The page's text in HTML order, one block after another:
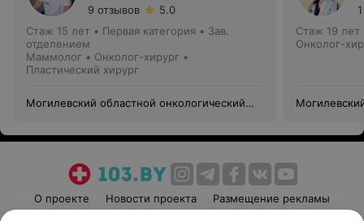
9 отзывов
5.0
Стаж 15 лет • Первая категория • Зав.
отделением
Маммолог • Онколог-хирург •
Пластический хирург
Могилевский областной онкологический
Стаж 19 лет
Онколог-
О проекте Новости проекта
Размещение рекламы